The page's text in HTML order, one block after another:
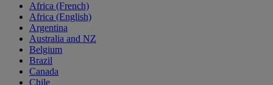
Africa (French)
Africa (English)
Argentina
Australia and NZ
Belgium
Brazil
Canada
Chile